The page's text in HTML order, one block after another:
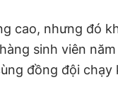
cao, nhưng đó
sinh viên
đồng đội